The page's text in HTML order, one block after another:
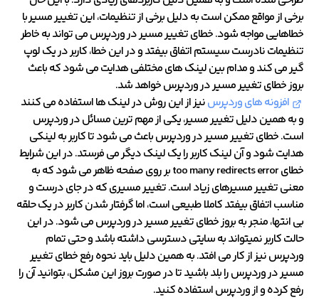
برخی از مواقع ممکن است به دلیل برخی از تنظیمات، این تغییر مسیر با
خطاهایی مواجه شود. خطای تغییر مسیر در وردپرس می تواند به خاطر
تنظیمات نادرست سیستم اتفاق بیفتد و در این خطا، کاربر در یک لوپ
گیر می کند و مدام بین لینک های مختلفی هدایت می شود که باعث
بروز خطای تغییر مسیر در وردپرس خواهد شد.
افزونه های وردپرسنیز از این روش در لینک ها استفاده می کنند
و به همین دلیل تغییر مسیر، یکی از مهم ترین مسائل در وردپرس
است. خطای تغییر مسیر در وردپرس باعث می شود تا کاربر به لینکی
هدایت شود و آن لینک کاربر را یک لینک دیگر می فرستد. در این شرایط
خطای too many redirects error بر روی صفحه ظاهر می شود که به
معنی تغییر مسیرهای زیاد است. تغییر مسیری که در جای درست و
مناسب اتفاق بیفتد کاملا طبیعی است، اما گرفتار شدن کاربر در یک حلقه
بی انتها، منجر به بروز خطای تغییر مسیر در وردپرس می شود. در این
حالت کاربر نمیتواند به سایتی دسترسی داشته باشد و حتی تمام
وردپرس نیز از کار می افتد. به همین دلیل باید نحوه رفع خطای تغییر
مسیر در وردپرس را بلد باشید تا در صورت بروز این مشکل، بتوانید آن را
رفع کرده و از وردپرس استفاده کنید.